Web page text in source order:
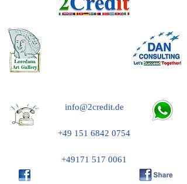
info@2credit.de
+49 151 6842 0754
+49171 517 0061